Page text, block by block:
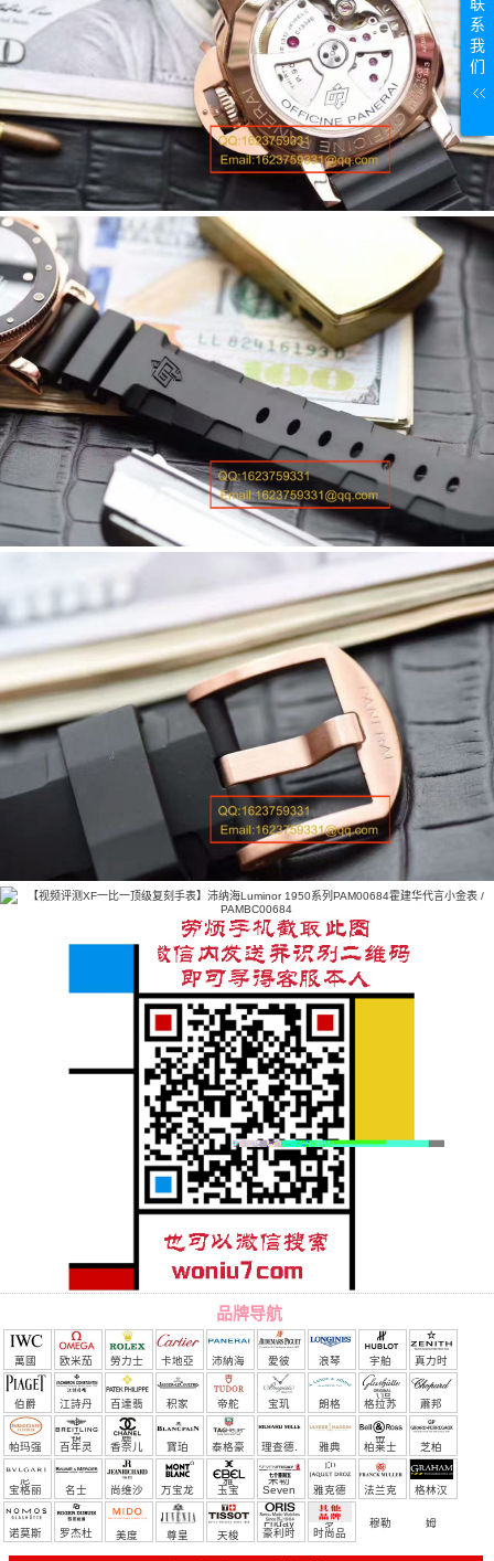
品牌导航
萬國 欧米茄 勞力士 卡地亞 沛納海 愛彼 浪琴 宇舶
（恒
宝）
真力时
伯爵 江詩丹
頓
百達翡
麗
积家 帝舵 宝玑 朗格 格拉苏
蒂
蕭邦
帕玛强
尼
百年灵 香奈儿 寶珀 泰格豪
雅
理查德.
米勒
雅典 柏莱士 芝柏
宝格丽 名士 尚维沙 万宝龙 玉宝 Seven
Friday
雅克德
罗
法兰克
穆勒
格林汉
姆
诺莫斯
罗杰杜 美度 尊皇 天梭 豪利时 时尚品
系
我
们